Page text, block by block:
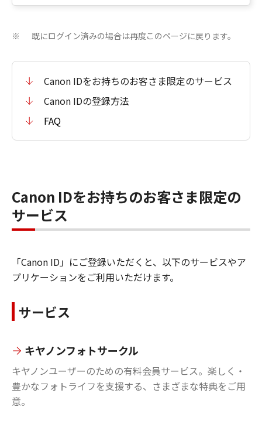
※ 既にログイン済みの場合は再度このページに戻ります。
Canon IDをお持ちのお客さま限定のサービス
Canon IDの登録方法
FAQ
Canon IDをお持ちのお客さま限定の
サービス
「Canon ID」にご登録いただくと、以下のサービスやア
プリケーションをご利用いただけます。
サービス
キヤノンフォトサークル
キヤノンユーザーのための有料会員サービス。楽しく・
豊かなフォトライフを支援する、さまざまな特典をご用
意。